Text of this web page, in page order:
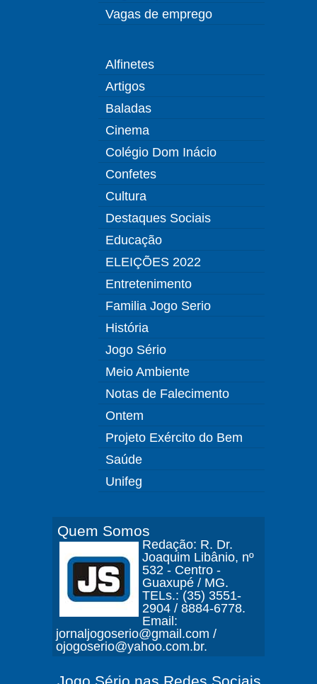
Vagas de emprego
Alfinetes
Artigos
Baladas
Cinema
Colégio Dom Inácio
Confetes
Cultura
Destaques Sociais
Educação
ELEIÇÕES 2022
Entretenimento
Familia Jogo Serio
História
Jogo Sério
Meio Ambiente
Notas de Falecimento
Ontem
Projeto Exército do Bem
Saúde
Unifeg
Quem Somos
Redação: R. Dr.
Joaquim Libânio, nº
532 - Centro -
Guaxupé / MG.
TELs.: (35) 3551-
2904 / 8884-6778.
Email:
jornaljogoserio@gmail.com /
ojogoserio@yahoo.com.br.